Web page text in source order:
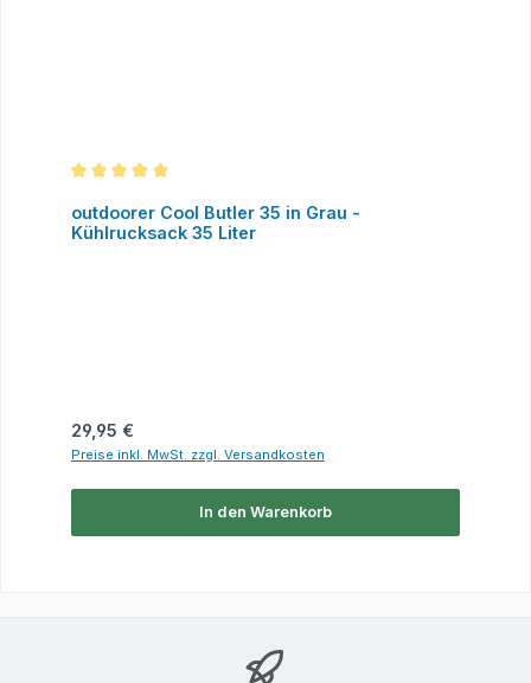
outdoorer Cool Butler 35 in Grau -
Kühlrucksack 35 Liter
Regulärer Preis:
29,95 €
Preise inkl. MwSt. zzgl. Versandkosten
In den Warenkorb